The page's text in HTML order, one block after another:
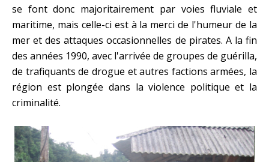
se font donc majoritairement par voies fluviale et
maritime, mais celle-ci est à la merci de l'humeur de la
mer et des attaques occasionnelles de pirates. A la fin
des années 1990, avec l'arrivée de groupes de guérilla,
de trafiquants de drogue et autres factions armées, la
région est plongée dans la violence politique et la
criminalité.